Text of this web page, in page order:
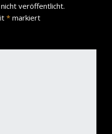
veröffentlicht.
* markiert